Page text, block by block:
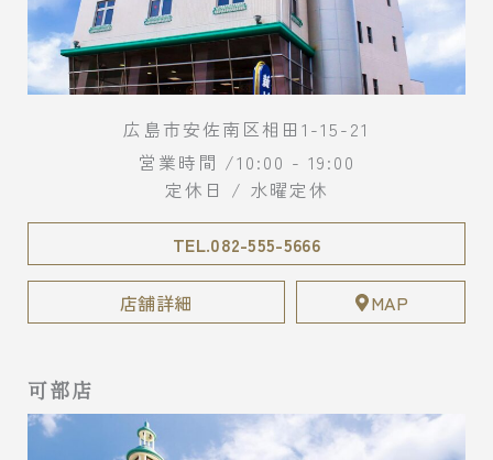
広島市安佐南区相田1-15-21
営業時間 /10:00 - 19:00
定休日 / 水曜定休
TEL.082-555-5666
店舗詳細 MAP
可部店